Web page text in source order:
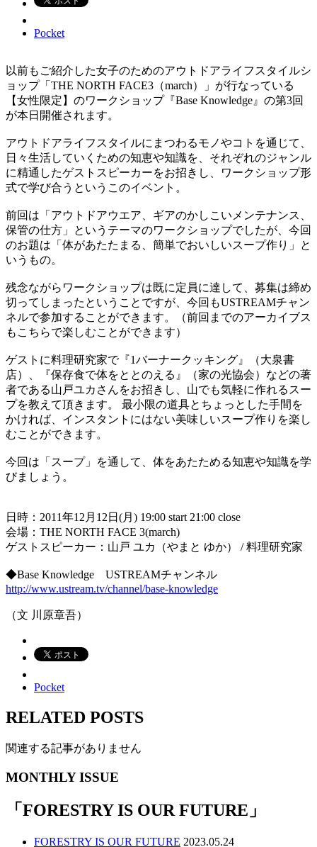
Pocket
以前もご紹介した女子のためのアウトドアライフスタイルシ
ョップ「THE NORTH FACE3（march）」が行なっている
【女性限定】のワークショップ『Base Knowledge』の第3回
が本日開催されます。
アウトドアライフスタイルにまつわるモノやコトを通じて、
日々生活していくための知恵や知識を、それぞれのジャンル
に精通したゲストスピーカーをお招きし、ワークショップ形
式で学び合うというこのイベント。
前回は「アウトドアウエア、ギアのかしこいメンテナンス、
保管の仕方」というテーマのワークショップでしたが、今回
のお題は「体があたたまる、簡単でおいしいスープ作り」と
いうもの。
残念ながらワークショップは既に定員に達して、募集は締め
切ってしまったということですが、今回もUSTREAMチャン
ネルで参加することができます。（前回までのアーカイブス
もこちらで楽しむことができます）
ゲストに料理研究家で『1バーナークッキング』（大泉書
店）、『保存食で体をととのえる』（家の光協会）などの著
者である山戸ユカさんをお招きし、山でも気軽に作れるスー
プを教えて頂きます。 最小限の道具とちょっとした手間を
かければ、インスタントにはない美味しいスープ作りを楽し
むことができます。
今回は「スープ」を通して、体をあたためる知恵や知識を学
びましょう。
日時：2011年12月12日(月) 19:00 start 21:00 close
会場：THE NORTH FACE 3(march)
ゲストスピーカー：山戸 ユカ（やまと ゆか） / 料理研究家
◆Base Knowledge USTREAMチャンネル
http://www.ustream.tv/channel/base-knowledge
（文 川原章吾）
Pocket
RELATED POSTS
関連する記事がありません
MONTHLY ISSUE
「 FORESTRY IS OUR FUTURE 」
FORESTRY IS OUR FUTURE 2023.05.24